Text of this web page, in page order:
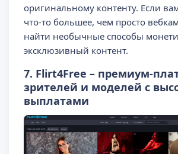
оригинальному контенту. Если
что-то большее, чем просто
найти необычные способы
эксклюзивный контент.
7. Flirt4Free – премиум-
зрителей и моделей с
выплатами